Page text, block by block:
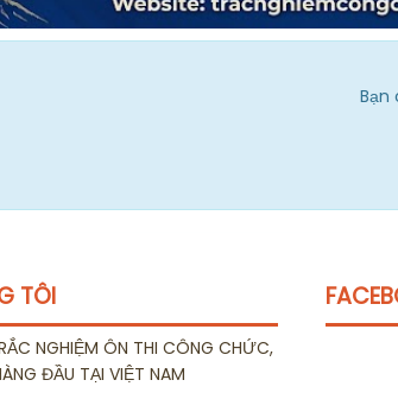
Bạn
TÔI
NGHIỆM ÔN THI CÔNG CHỨC,
ĐẦU TẠI VIỆT NAM